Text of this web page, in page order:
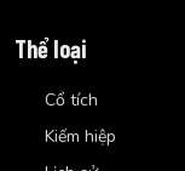
Thể loại
Cổ tích
Kiếm hiệp